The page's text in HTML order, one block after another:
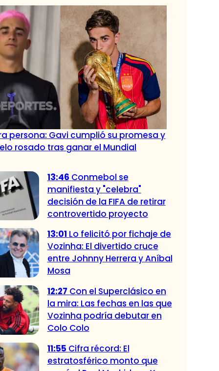
persona: Gavi cumplió su promesa y
rosado tras ganar el Mundial
13:46 Conmebol se
manifiesta y "celebra"
decisión de la FIFA de retirar
controvertido proyecto
13:01 Lo felicitó por fichaje de
Vozinha: El divertido cruce
entre Johnny Herrera y Aníbal
Mosa
12:27 Con el Superclásico en
la mira: Las fechas en las que
Vozinha podría debutar en
Colo Colo
11:55 Cifra récord: El
estratosférico monto que